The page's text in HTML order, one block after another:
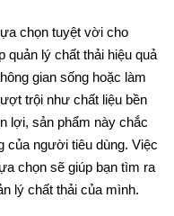
chọn tuyệt vời cho
quản lý chất thải hiệu quả
gian sống hoặc làm
trội như chất liệu bền
lợi, sản phẩm này chắc
của người tiêu dùng. Việc
chọn sẽ giúp bạn tìm ra
lý chất thải của mình.